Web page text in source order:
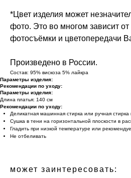
*Цвет изделия может
фото. Это во многом зависит
фотосъёмки и цветопередачи
Произведено в России.
Состав: 95% вискоза 5% лайкра
Параметры изделия:
Рекомендации по уходу:
Параметры изделия:
Длина платья: 140 см
Рекомендации по уходу:
Деликатная машинная стирка или ручная
Сушка в тени на горизонтальной плоскости в
Гладить при низкой температуре или
Не отбеливать
может заинтересовать: